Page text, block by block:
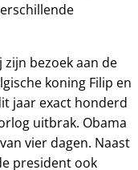
bezoek aan de
koning Filip en
jaar exact honderd
uitbrak. Obama
vier dagen. Naast
president ook